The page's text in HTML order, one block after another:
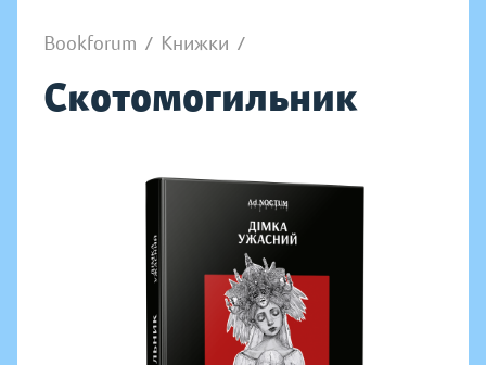
Bookforum / Книжки /
Скотомогильник